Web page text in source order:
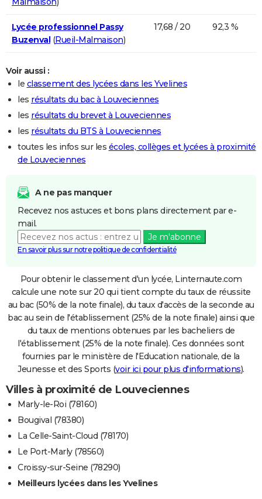
Lycée professionnel Passy
Buzenval(Rueil-Malmaison)
17,68 / 20 92,3 %
Voir aussi :
le classement des lycées dans les Yvelines
les résultats du bac à Louveciennes
les résultats du brevet à Louveciennes
les résultats du BTS à Louveciennes
toutes les infos sur les écoles, collèges et lycées à proximité
de Louveciennes
A ne pas manquer
Recevez nos astuces et bons plans directement par e-
mail.
Je m'abonne
En savoir plus sur notre politique de confidentialité
Pour obtenir le classement d'un lycée, Linternaute.com
calcule une note sur 20 qui tient compte du taux de réussite
au bac (50% de la note finale), du taux d'accès de la seconde au
bac au sein de l'établissement (25% de la note finale) ainsi que
du taux de mentions obtenues par les bacheliers de
l'établissement (25% de la note finale). Ces données sont
fournies par le ministère de l'Education nationale, de la
Jeunesse et des Sports (voir ici pour plus d'informations).
Villes à proximité de Louveciennes
Marly-le-Roi (78160)
Bougival (78380)
La Celle-Saint-Cloud (78170)
Le Port-Marly (78560)
Croissy-sur-Seine (78290)
Meilleurs lycées dans les Yvelines